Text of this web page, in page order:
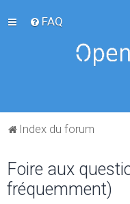
FAQ
Index du forum
Foire aux
fréquemment)